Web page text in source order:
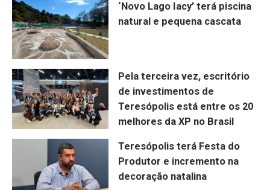
‘Novo Lago Iacy’ terá piscina
natural e pequena cascata
Pela terceira vez, escritório
de investimentos de
Teresópolis está entre os 20
melhores da XP no Brasil
Teresópolis terá Festa do
Produtor e incremento na
decoração natalina